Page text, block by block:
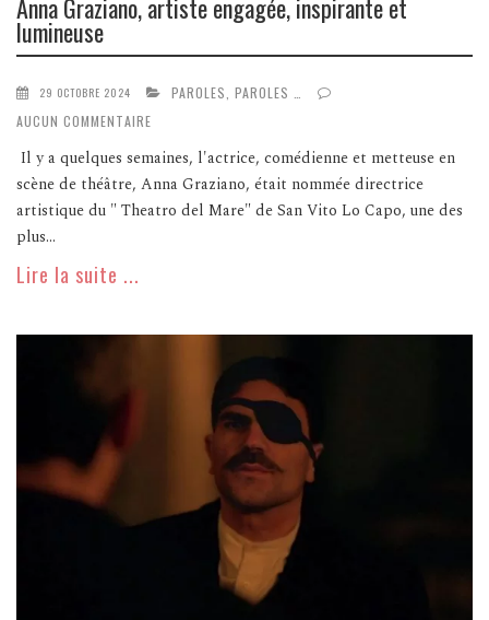
Anna Graziano, artiste engagée, inspirante et
lumineuse
29 OCTOBRE 2024
PAROLES, PAROLES …
AUCUN COMMENTAIRE
Il y a quelques semaines, l'actrice, comédienne et metteuse en
scène de théâtre, Anna Graziano, était nommée directrice
artistique du " Theatro del Mare" de San Vito Lo Capo, une des
plus...
Lire la suite ...